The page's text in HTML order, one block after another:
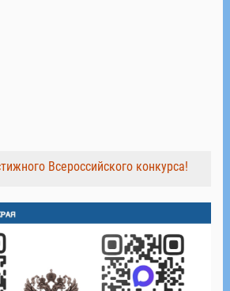
Всероссийского конкурса!